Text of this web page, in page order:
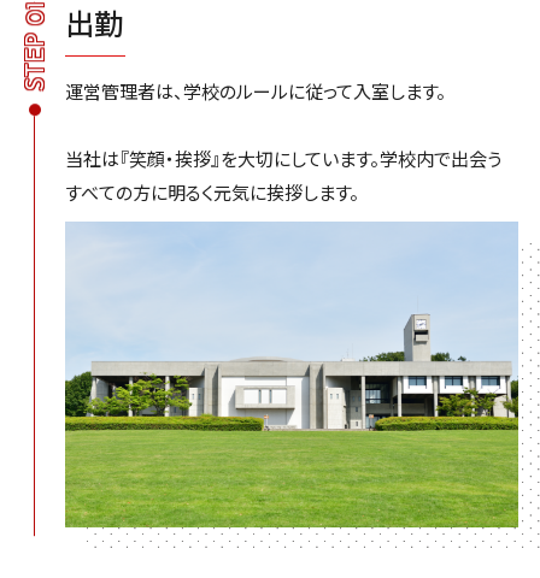
STEP 01 出勤
運営管理者は、学校のルールに従って入室します。
当社は『笑顔・挨拶』を大切にしています。学校内で出会う
すべての方に明るく元気に挨拶します。